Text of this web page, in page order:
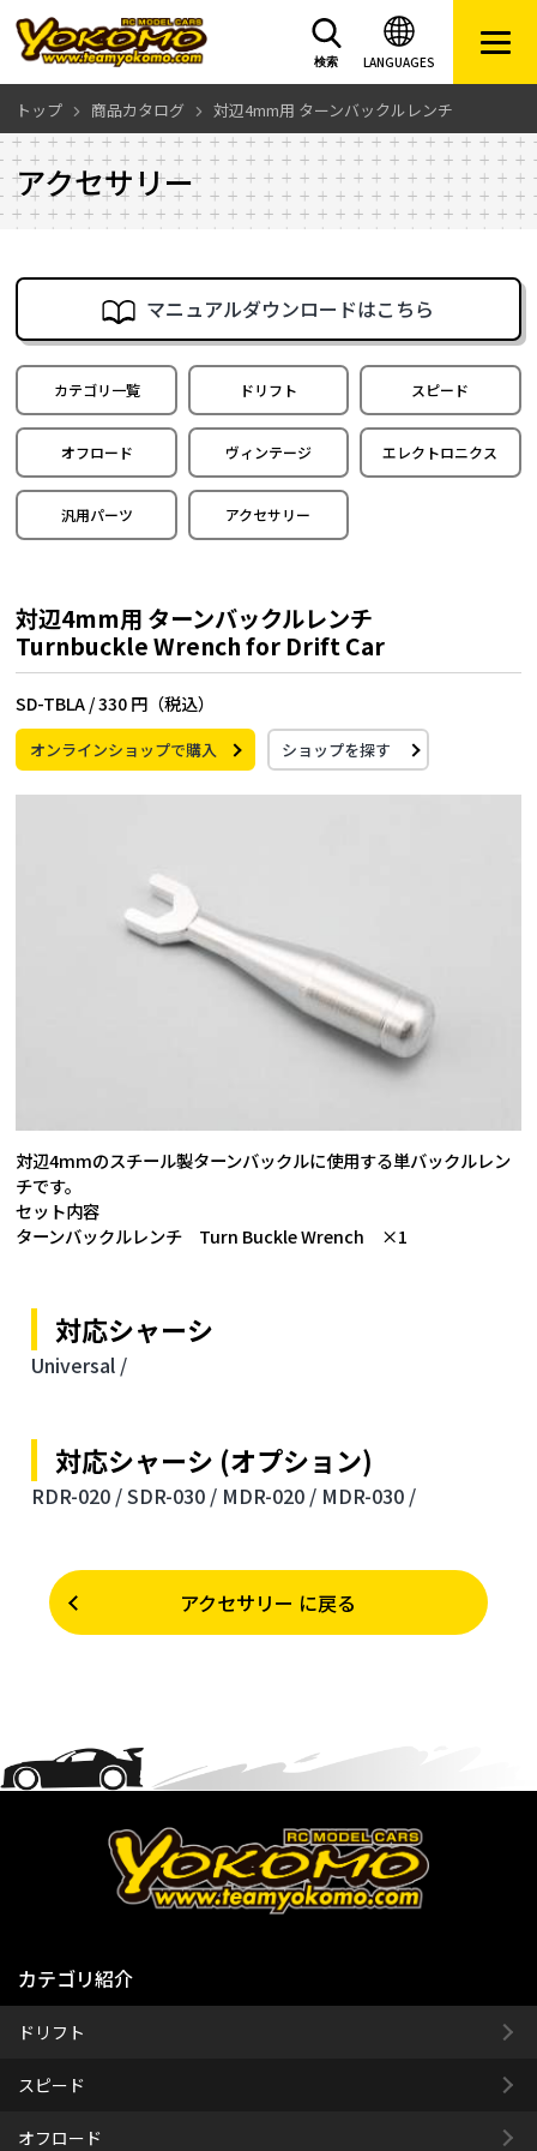
LANGUAGES
検索
トップ 商品カタログ 対辺4mm用 ターンバックルレンチ
アクセサリー
マニュアルダウンロードはこちら
カテゴリ一覧 ドリフト スピード
オフロード ヴィンテージ エレクトロニクス
汎用パーツ アクセサリー
対辺4mm用 ターンバックルレンチ
Turnbuckle Wrench for Drift Car
SD-TBLA /330 円（税込）
オンラインショップで購入 ショップを探す
対辺4mmのスチール製ターンバックルに使用する単バックルレン
チです。
セット内容
ターンバックルレンチ Turn Buckle Wrench ×1
対応シャーシ
Universal /
対応シャーシ (オプション)
RDR-020 /SDR-030 / MDR-020 / MDR-030 /
アクセサリー に戻る
カテゴリ紹介
ドリフト
スピード
オフロード